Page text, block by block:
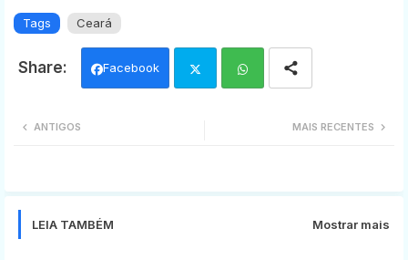
Tags Ceará
Facebook
MAIS RECENTES
ANTIGOS
LEIA TAMBÉM Mostrar mais